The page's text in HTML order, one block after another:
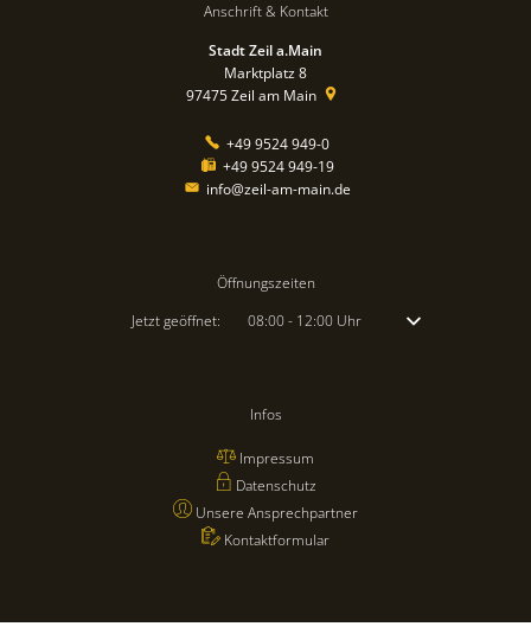
Anschrift & Kontakt
Stadt Zeil a.Main
Marktplatz 8
97475Zeil am Main
+49 9524 949-0
+49 9524 949-19
info@zeil-am-main.de
Öffnungszeiten
Klicken, um weitere Öffnungs- oder Schließzeiten auszublenden
Jetzt geöffnet: 08:00- 12:00Uhr Von 08:00 bis 12:00
Infos
Impressum
Datenschutz
Unsere Ansprechpartner
Kontaktformular